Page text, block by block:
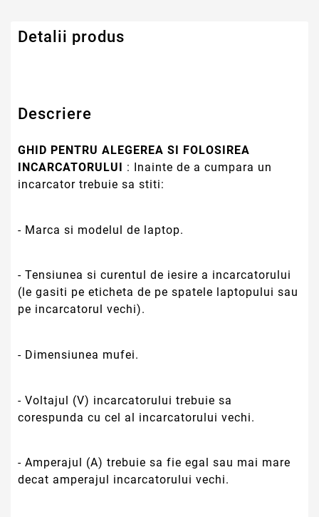
Detalii produs
Descriere
GHID PENTRU ALEGEREA SI FOLOSIREA
INCARCATORULUI : Inainte de a cumpara un
incarcator trebuie sa stiti:
- Marca si modelul de laptop.
- Tensiunea si curentul de iesire a incarcatorului
(le gasiti pe eticheta de pe spatele laptopului sau
pe incarcatorul vechi).
- Dimensiunea mufei.
- Voltajul (V) incarcatorului trebuie sa
corespunda cu cel al incarcatorului vechi.
- Amperajul (A) trebuie sa fie egal sau mai mare
decat amperajul incarcatorului vechi.